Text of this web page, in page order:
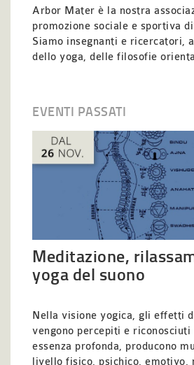
Arbor Mater è la nostra
promozione sociale e sportiva
Siamo insegnanti e ricercatori,
dello yoga, delle filosofie
EVENTI PASSATI
Meditazione,
yoga del suono
Nella visione yogica, gli effetti
vengono percepiti e riconosciuti
essenza profonda, producono
livello fisico, psichico, emotivo,